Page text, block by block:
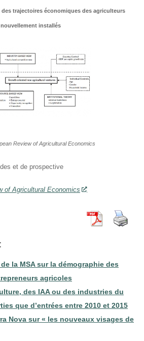
trajectoires économiques des agriculteurs
nouvellement installés
Review of Agricultural Economics
et de prospective
of Agricultural Economics
la MSA sur la démographie des
agricoles
des IAA ou des industries du
que d’entrées entre 2010 et 2015
Nova sur « les nouveaux visages de